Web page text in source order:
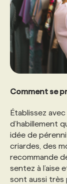
Comment se
Établissez
d’habillement
idée de
criardes, des
recommande
sentez à l’aise
sont aussi très